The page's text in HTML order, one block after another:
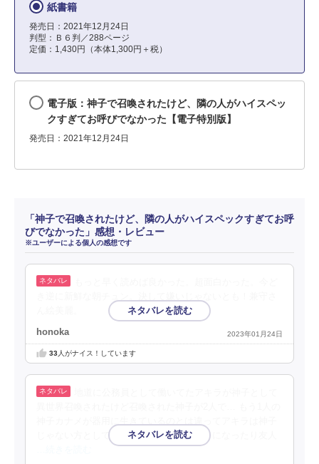
紙書籍
発売日：2021年12月24日
判型：Ｂ６判／288ページ
定価：1,430円（本体1,300円＋税）
電子版：神子で召喚されたけど、隣の人がハイスペッ
クすぎてお呼びでなかった【電子特別版】
発売日：2021年12月24日
「神子で召喚されたけど、隣の人がハイスペックすぎてお呼
びでなかった」感想・レビュー
※ユーザーによる個人の感想です
honoka 2023年01月24日
33人がナイス！しています
じゃない方として放っておかれ殺されそうになったり友人